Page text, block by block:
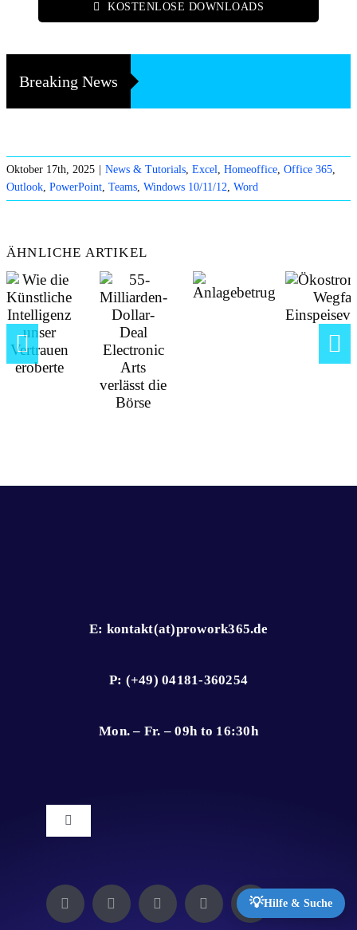
KOSTENLOSE DOWNLOADS
Breaking News
Oktober 17th, 2025 News & Tutorials, Excel, Homeoffice, Office 365,
Outlook, PowerPoint, Teams, Windows 10/11/12, Word
ÄHNLICHE ARTIKEL
E: kontakt(at)prowork365.de
P: (+49) 04181-360254
Mon. – Fr. – 09h to 16:30h
Toggle
Navigation
Datenschutz
💡Hilfe & Suche